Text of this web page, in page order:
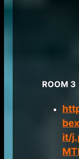
ROOM 3
it/